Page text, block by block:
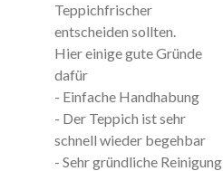
Teppichfrischer
entscheiden sollten.
Hier einige gute Gründe
dafür
- Einfache Handhabung
- Der Teppich ist sehr
schnell wieder begehbar
- Sehr gründliche Reinigung